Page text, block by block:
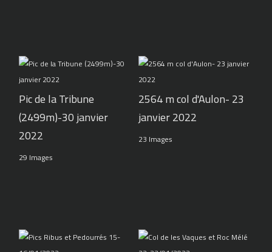
Pic de la Tribune
(2499m)-30 janvier
2022
29 Images
2564 m col d'Aulon- 23
janvier 2022
23 Images